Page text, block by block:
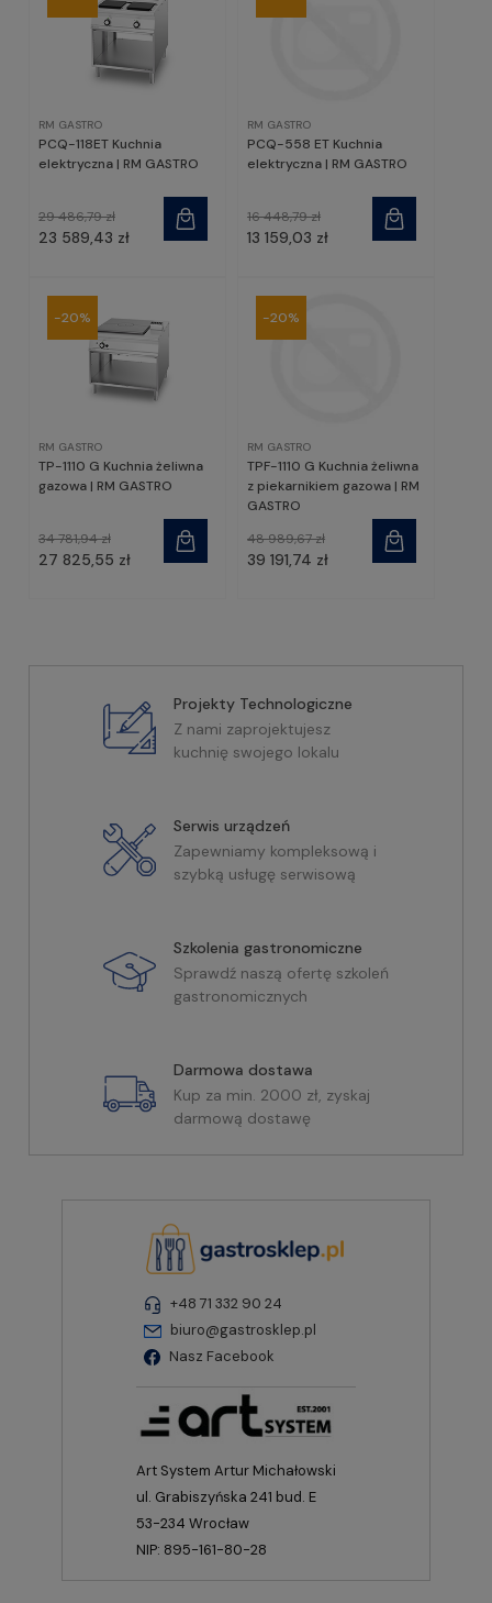
RM GASTRO
PCQ-118ET Kuchnia
elektryczna | RM GASTRO
23 589,43 zł
29 486,79 zł
RM GASTRO
PCQ-558 ET Kuchnia
elektryczna | RM GASTRO
13 159,03 zł
16 448,79 zł
RM GASTRO
TP-1110 G Kuchnia żeliwna
gazowa | RM GASTRO
27 825,55 zł
34 781,94 zł
-20%
RM GASTRO
TPF-1110 G Kuchnia żeliwna
z piekarnikiem gazowa | RM
GASTRO
39 191,74 zł
48 989,67 zł
-20%
Projekty Technologiczne
Z nami zaprojektujesz
kuchnię swojego lokalu
Serwis urządzeń
Zapewniamy kompleksową i
szybką usługę serwisową
Szkolenia gastronomiczne
Sprawdź naszą ofertę szkoleń
gastronomicznych
Darmowa dostawa
Kup za min. 2000 zł, zyskaj
darmową dostawę
+48 71 332 90 24
biuro@gastrosklep.pl
Nasz Facebook
Art System Artur Michałowski
ul. Grabiszyńska 241 bud. E
53-234 Wrocław
NIP: 895-161-80-28